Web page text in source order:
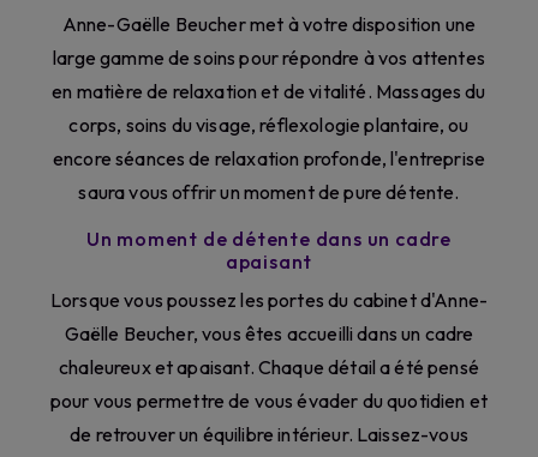
Anne-Gaëlle Beucher met à votre disposition une
large gamme de soins pour répondre à vos attentes
en matière de relaxation et de vitalité. Massages du
corps, soins du visage, réflexologie plantaire, ou
encore séances de relaxation profonde, l'entreprise
saura vous offrir un moment de pure détente.
Un moment de détente dans un cadre
apaisant
Lorsque vous poussez les portes du cabinet d'Anne-
Gaëlle Beucher, vous êtes accueilli dans un cadre
chaleureux et apaisant. Chaque détail a été pensé
pour vous permettre de vous évader du quotidien et
de retrouver un équilibre intérieur. Laissez-vous